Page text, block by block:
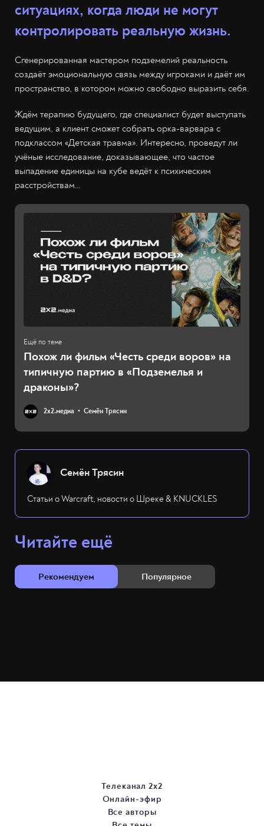
ситуациях, когда люди не могут
контролировать реальную жизнь.
Сгенерированная мастером подземелий реальность
создаёт эмоциональную связь между игроками и даёт им
пространство, в котором можно свободно выразить себя.
Ждём терапию будущего, где специалист будет выступать
ведущим, а клиент сможет собрать орка-варвара с
подклассом «Детская травма». Интересно, проведут ли
учёные исследование, доказывающее, что частое
выпадение единицы на кубе ведёт к психическим
расстройствам…
Похож ли фильм «Честь среди воров» на
типичную партию в «Подземелья и
драконы»?
2х2.медиа Семён Трясин
Семён Трясин
Статьи о Warcraft, новости о Шреке & KNUCKLES
Читайте ещё
Рекомендуем Популярное
Телеканал 2х2
Онлайн-эфир
Все авторы